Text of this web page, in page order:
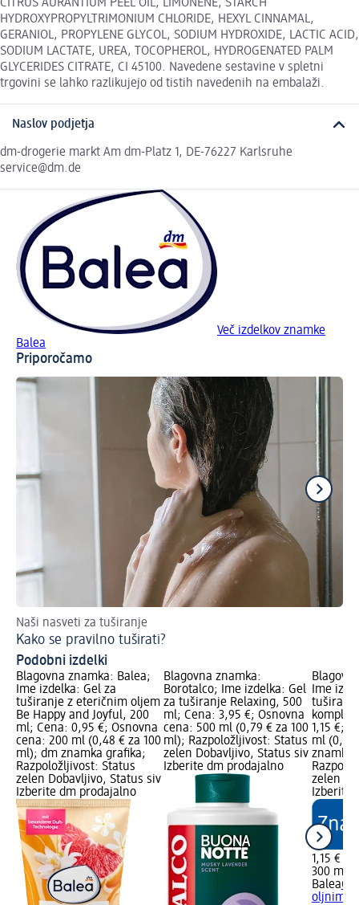
CITRUS AURANTIUM PEEL OIL, LIMONENE, STARCH
HYDROXYPROPYLTRIMONIUM CHLORIDE, HEXYL CINNAMAL,
GERANIOL, PROPYLENE GLYCOL, SODIUM HYDROXIDE, LACTIC ACID,
SODIUM LACTATE, UREA, TOCOPHEROL, HYDROGENATED PALM
GLYCERIDES CITRATE, CI 45100. Navedene sestavine v spletni
trgovini se lahko razlikujejo od tistih navedenih na embalaži.
Naslov podjetja
dm-drogerie markt Am dm-Platz 1, DE-76227 Karlsruhe
service@dm.de
Več izdelkov znamke
Balea
Priporočamo
Naši nasveti za tuširanje
Kako se pravilno tuširati?
Podobni izdelki
Blagovna znamka: Balea;
Ime izdelka: Gel za
tuširanje z eteričnim oljem
Be Happy and Joyful, 200
ml; Cena: 0,95 €; Osnovna
cena: 200 ml (0,48 € za 100
ml); dm znamka grafika;
Razpoložljivost: Status
zelen Dobavljivo, Status siv
Izberite dm prodajalno
Blagovna znamka:
Borotalco; Ime izdelka: Gel
za tuširanje Relaxing, 500
ml; Cena: 3,95 €; Osnovna
cena: 500 ml (0,79 € za 100
ml); Razpoložljivost: Status
zelen Dobavljivo, Status siv
Izberite dm prodajalno
Ime
1,15 €;
ml (0,38
znamka
zelen
Izberite
1,15 €
300 ml
Balea
oljnim